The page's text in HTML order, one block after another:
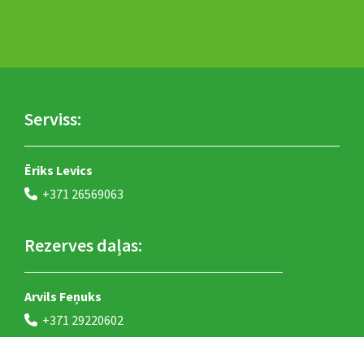
Serviss:
Ēriks Levics
 +371 26569063
Rezerves daļas:
Arvils Feņuks
 +371 29220602